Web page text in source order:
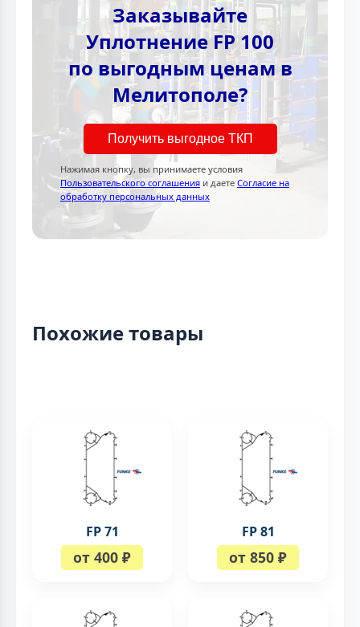
Заказывайте
Уплотнение FP 100
по выгодным ценам в
Мелитополе?
Получить выгодное ТКП
Нажимая кнопку, вы принимаете условия
Пользовательского соглашения и даете Согласие на
обработку персональных данных
Похожие товары
FP 71
от 400 ₽
FP 81
от 850 ₽